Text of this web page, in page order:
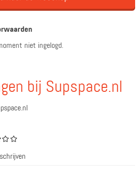
niet ingelogd.
bij Supspace.nl